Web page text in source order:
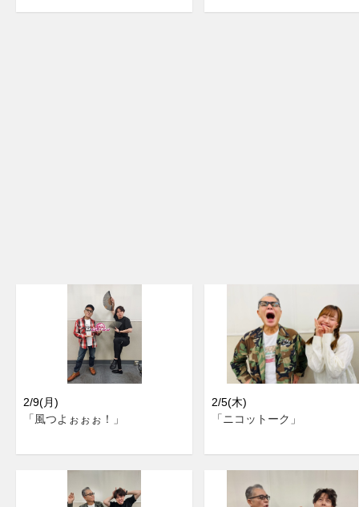
2/9(月)
「風つよぉぉぉ！」
2/5(木)
「ニコットーク」